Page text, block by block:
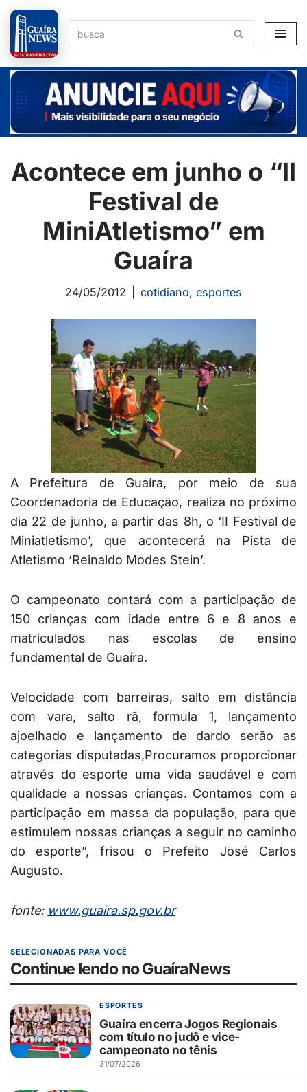
Pular
para
o
conteúdo
Acontece em junho o “II
Festival de
MiniAtletismo” em
Guaíra
24/05/2012 cotidiano, esportes
A Prefeitura de Guaíra, por meio de sua
Coordenadoria de Educação, realiza no próximo
dia 22 de junho, a partir das 8h, o ‘II Festival de
Miniatletismo’, que acontecerá na Pista de
Atletismo ‘Reinaldo Modes Stein’.
O campeonato contará com a participação de
150 crianças com idade entre 6 e 8 anos e
matriculados nas escolas de ensino
fundamental de Guaíra.
Velocidade com barreiras, salto em distância
com vara, salto rã, formula 1, lançamento
ajoelhado e lançamento de dardo serão as
categorias disputadas,Procuramos proporcionar
através do esporte uma vida saudável e com
qualidade a nossas crianças. Contamos com a
participação em massa da população, para que
estimulem nossas crianças a seguir no caminho
do esporte”, frisou o Prefeito José Carlos
Augusto.
fonte: www.guaira.sp.gov.br
SELECIONADAS PARA VOCÊ
Continue lendo no GuaíraNews
ESPORTES
Guaíra encerra Jogos Regionais
com título no judô e vice-
campeonato no tênis
31/07/2026